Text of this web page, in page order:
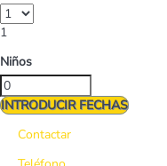
1
Niños
INTRODUCIR FECHAS
Contactar